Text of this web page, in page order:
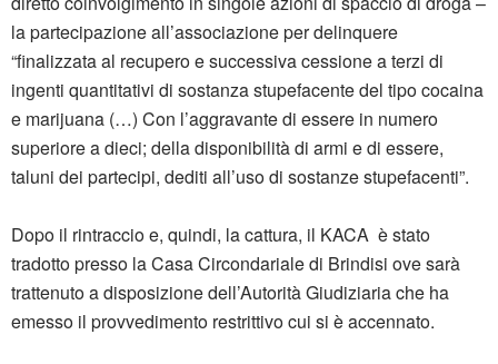
la partecipazione all’associazione per delinquere
“finalizzata al recupero e successiva cessione a terzi di
ingenti quantitativi di sostanza stupefacente del tipo cocaina
e marijuana (…) Con l’aggravante di essere in numero
superiore a dieci; della disponibilità di armi e di essere,
taluni dei partecipi, dediti all’uso di sostanze stupefacenti”.
Dopo il rintraccio e, quindi, la cattura, il KACA è stato
tradotto presso la Casa Circondariale di Brindisi ove sarà
trattenuto a disposizione dell’Autorità Giudiziaria che ha
emesso il provvedimento restrittivo cui si è accennato.